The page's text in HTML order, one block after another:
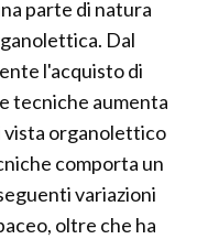
parte di natura
Dal
l'acquisto di
tecniche aumenta
vista organolettico
comporta un
variazioni
oltre che ha